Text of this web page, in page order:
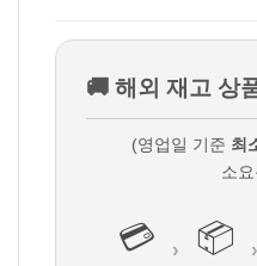
🚚 해외 재고 상
(영업일 기준 최
소
💳 › 📦 ›